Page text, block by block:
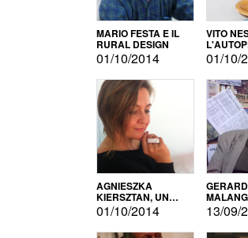
MARIO FESTA E IL
RURAL DESIGN
01/10/2014
VITO
COME
SIMBOLI
01/10/
AGNIESZKA
KIERSZTAN, UN
MODELLO DI
AUTOPRODUZIONE
01/10/2014 GIURIA
13/09/